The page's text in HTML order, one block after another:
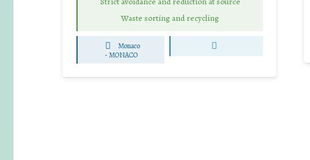
Waste sorting and recycling
Monaco
-MONACO